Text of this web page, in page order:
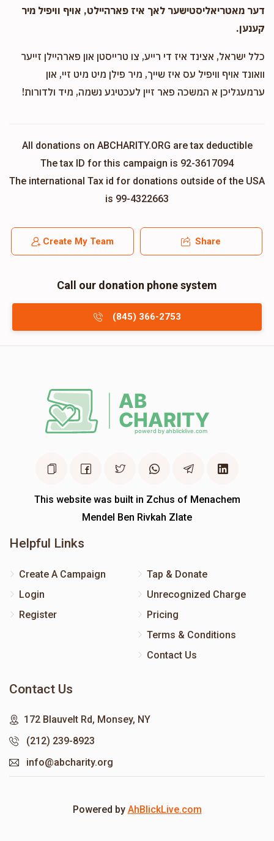
דער מאטריאליסטישער לאך איז פארהיילט, אויף וויפיל מיר
קענען.
כלל ישראל, אצינד איז די רייע, צו טרייסטן און פארהיילן זייער
וואונד אויף וויפיל עס איז שייך, מיר פילן מיט מיט זיי, און
ערמעגליכן א המשכה פאר זיין לעכטיגע נשמה, מיד ולדורות!
All donations on ABCHARITY.ORG are tax deductible
The tax ID for this campaign is 92-3617094
The international Tax id for donations outside of the USA
is 99-4322663
Create My Team Share
Call our donation phone system
(845) 366-2753
This website was built in Zchus of Menachem
Mendel Ben Rivkah Zlate
Helpful Links
Create A Campaign
Login
Register
Tap & Donate
Unrecognized Charge
Pricing
Terms & Conditions
Contact Us
Contact Us
172 Blauvelt Rd, Monsey, NY
(212) 239-8923
info@abcharity.org
Powered by AhBlickLive.com